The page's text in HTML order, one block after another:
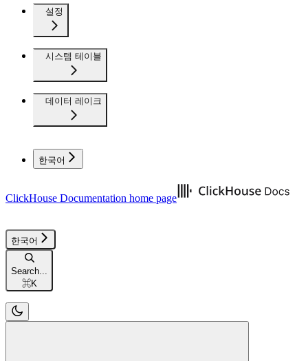
설정
시스템 테이블
데이터 레이크
한국어
ClickHouse Documentation home page
한국어
Search...
⌘K